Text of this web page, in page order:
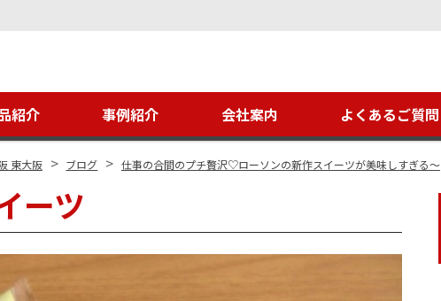
紹介 事例紹介 会社案内 よくあるご質問
東大阪 > ブログ > 仕事の合間のプチ贅沢♡ローソンの新作スイーツが美味しすぎる～
ーツ